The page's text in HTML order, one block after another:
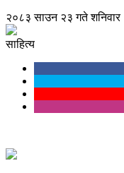
२०८३ साउन २३ गते शनिवार
साहित्य